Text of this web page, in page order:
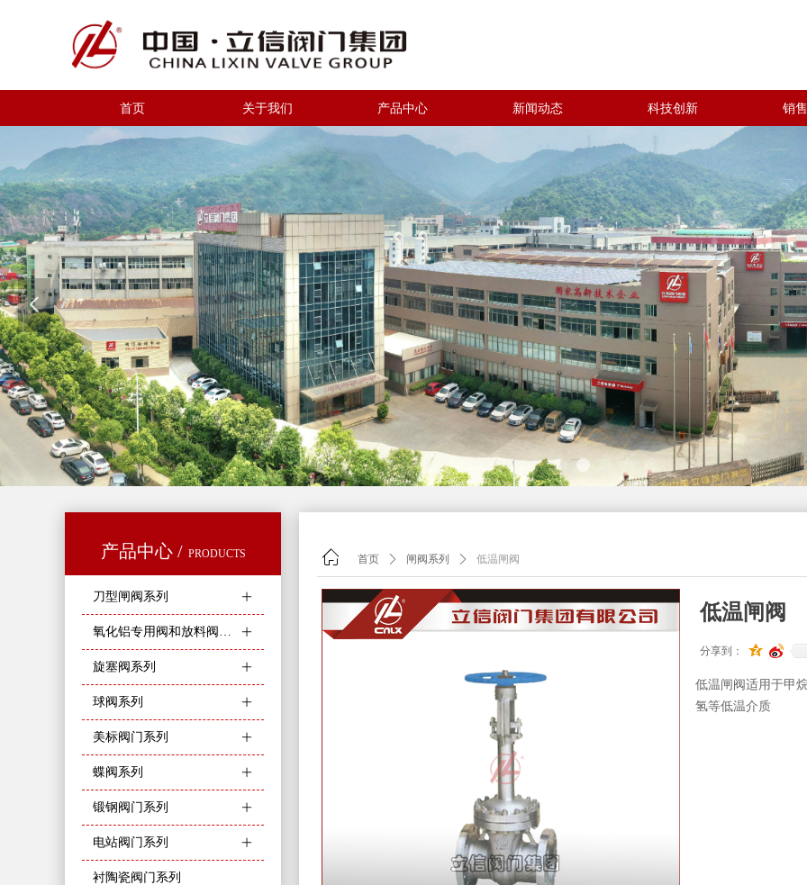
首页 销
关于我们 产品中心 新闻动态 科技创新
넳
首页 ꄲ 闸阀系列 ꄲ 低温闸阀
ꀇ
低温闸阀适用于甲
氢等低温介质
分享到：
低温闸阀
产品中心 / PRODUCTS
ꄶ
刀型闸阀系列
ꄶ
氧化铝专用阀和放料阀系列
ꄶ
旋塞阀系列
ꄶ
球阀系列
ꄶ
美标阀门系列
ꄶ
蝶阀系列
ꄶ
锻钢阀门系列
ꄶ
电站阀门系列
衬陶瓷阀门系列